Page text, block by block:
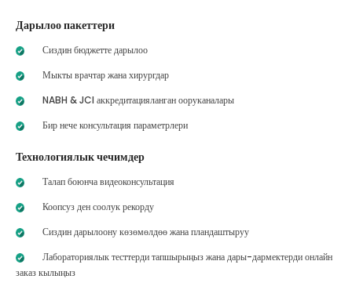
Дарылоо пакеттери
Сиздин бюджетте дарылоо
Мыкты врачтар жана хирургдар
NABH & JCI аккредитацияланган ооруканалары
Бир нече консультация параметрлери
Технологиялык чечимдер
Талап боюнча видеоконсультация
Коопсуз ден соолук рекорду
Сиздин дарылоону көзөмөлдөө жана пландаштыруу
Лабораториялык тесттерди тапшырыңыз жана дары-дармектерди онлайн
заказ кылыңыз